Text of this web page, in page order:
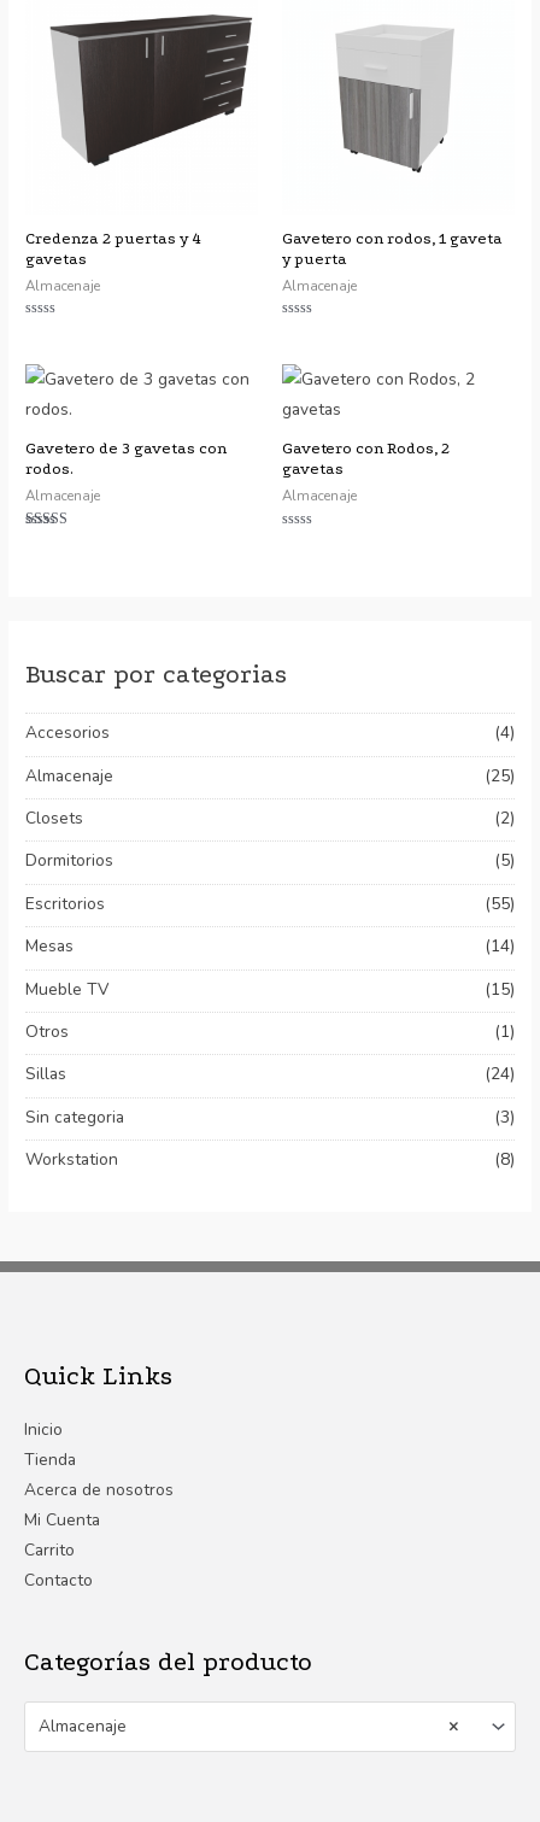
Buscar por categorias
Accesorios
(4)
Almacenaje
(25)
Closets
(2)
Dormitorios
(5)
Escritorios
(55)
Mesas
(14)
Mueble TV
(15)
Otros
(1)
Sillas
(24)
Sin categoria
(3)
Workstation
(8)
Credenza 2 puertas y 4
gavetas
Almacenaje
de
5
Gavetero con rodos, 1 gaveta
y puerta
Almacenaje
de
5
Gavetero de 3 gavetas con
rodos.
Almacenaje
Gavetero con Rodos, 2
gavetas
Almacenaje
Quick Links
Inicio
Tienda
Acerca de nosotros
Mi Cuenta
Carrito
Contacto
Categorías del producto
×
Almacenaje